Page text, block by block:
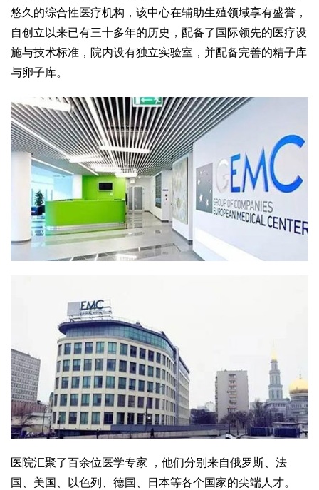
悠久的综合性医疗机构，该中心在辅助生殖领域享有盛誉，
自创立以来已有三十多年的历史，配备了国际领先的医疗设
施与技术标准，院内设有独立实验室，并配备完善的精子库
与卵子库。
医院汇聚了百余位医学专家 ，他们分别来自俄罗斯、法
国、美国、以色列、德国、日本等各个国家的尖端人才。